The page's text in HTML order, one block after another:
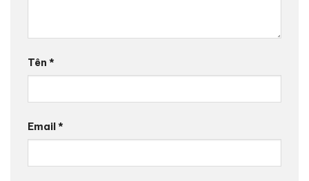
Tên *
Email*